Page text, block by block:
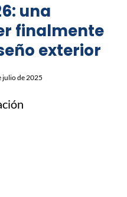
una
finalmente
exterior
julio de 2025